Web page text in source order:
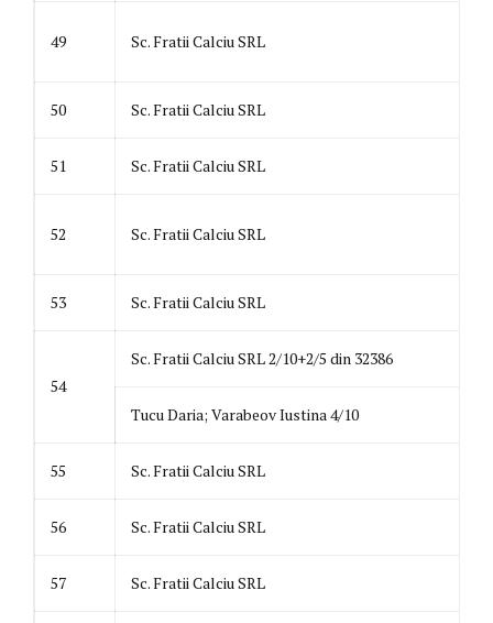
49 Sc. Fratii Calciu SRL
50 Sc. Fratii Calciu SRL
51 Sc. Fratii Calciu SRL
52 Sc. Fratii Calciu SRL
53 Sc. Fratii Calciu SRL
54
Sc. Fratii Calciu SRL 2/10+2/5 din 32386
Tucu Daria; Varabeov Iustina 4/10
55 Sc. Fratii Calciu SRL
56 Sc. Fratii Calciu SRL
57 Sc. Fratii Calciu SRL